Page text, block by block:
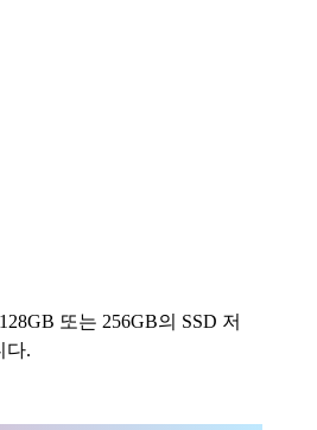
또는 256GB의 SSD 저
다.